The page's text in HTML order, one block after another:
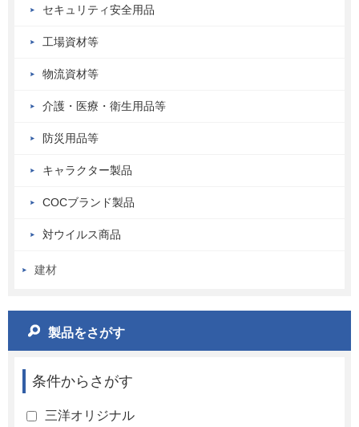
セキュリティ安全用品
工場資材等
物流資材等
介護・医療・衛生用品等
防災用品等
キャラクター製品
COCブランド製品
対ウイルス商品
建材
製品をさがす
条件からさがす
三洋オリジナル